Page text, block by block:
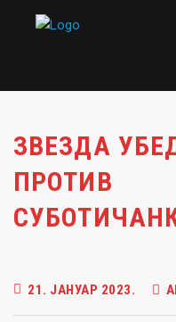
ЗВЕЗДА
ПРОТИВ
21. ЈАНУАР 2023.